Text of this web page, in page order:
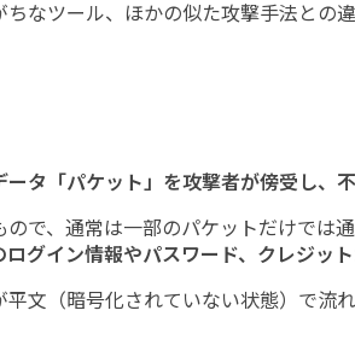
なツール、ほかの似た攻撃手法との
タ「パケット」を攻撃者が傍受し、
で、通常は一部のパケットだけで
ログイン情報やパスワード、クレジッ
文（暗号化されていない状態）で流